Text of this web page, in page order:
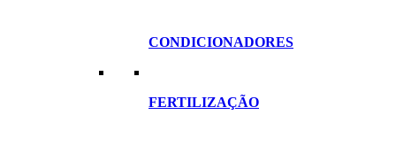
CONDICIONADORES
FERTILIZAÇÃO